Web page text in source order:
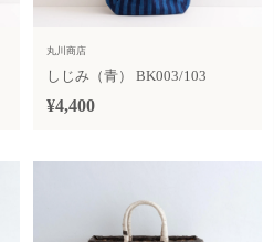
丸川商店
しじみ（青） BK003/103
¥4,400